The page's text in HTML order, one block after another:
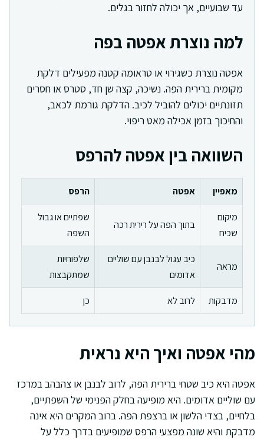
עד שבועיים, אך יכולה לחזור בגלים.
למה נוצרת אפטה בפה
אפטה נוצרת כשגירוי או טראומה קטנה מפעילים דלקת
מקומית ברירית הפה. נשיכה, קצה שן חד, סטרס או חסרים
תזונתיים יכולים להוביל לכיב. הדלקת גורמת לכאב,
והחיכוך בזמן אכילה מאט ריפוי.
השוואה בין אפטה להרפס
מאפיין אפטה
הרפס
מיקום
שכיח
בתוך הפה על רירית רכה
שפתיים או גבול
השפה
מראה
כיב עגול לבנבן עם שוליים
אדומים
שלפוחיות
שמתקבצות
מדבקות
לרוב לא כן
מהי אפטה ואיך היא נראית
אפטה היא כיב שטחי ברירית הפה, לרוב לבנבן או צהבהב במרכז
עם שוליים אדומים. היא מופיעה בחלק הפנימי של השפתיים,
בלחיים, בצדי הלשון או ברצפת הפה. ברוב המקרים היא אינה
מדבקת והיא שונה מפצעי הרפס שמופיעים בדרך כלל על